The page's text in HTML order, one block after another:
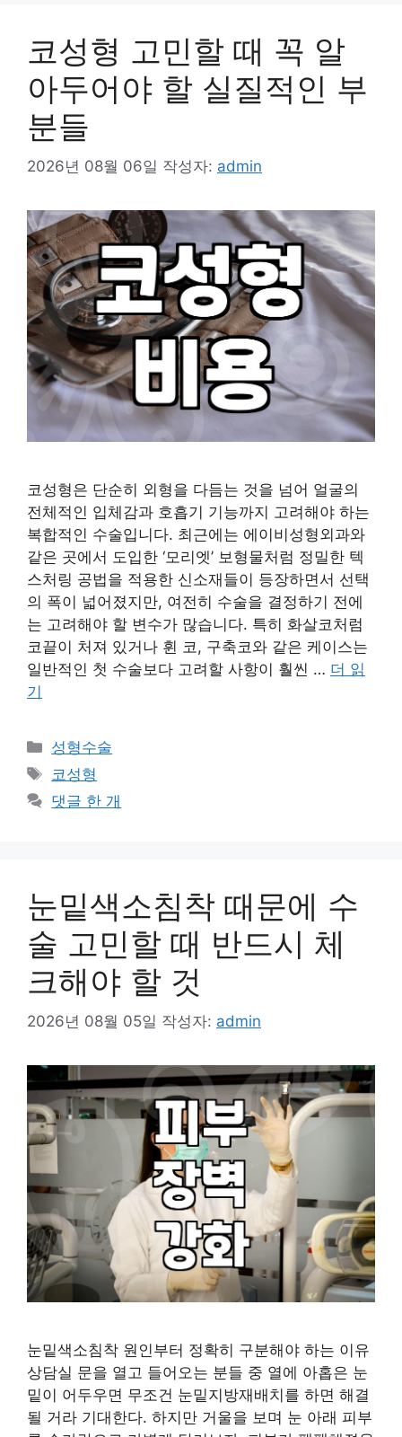
코성형 고민할 때 꼭 알
아두어야 할 실질적인 부
분들
2026년 08월 06일 작성자: admin
코성형은 단순히 외형을 다듬는 것을 넘어 얼굴의
전체적인 입체감과 호흡기 기능까지 고려해야 하는
복합적인 수술입니다. 최근에는 에이비성형외과와
같은 곳에서 도입한 ‘모리엣’ 보형물처럼 정밀한 텍
스처링 공법을 적용한 신소재들이 등장하면서 선택
의 폭이 넓어졌지만, 여전히 수술을 결정하기 전에
는 고려해야 할 변수가 많습니다. 특히 화살코처럼
코끝이 처져 있거나 휜 코, 구축코와 같은 케이스는
일반적인 첫 수술보다 고려할 사항이 훨씬 … 더 읽
기
카
테
리
성형수술
태
그
코성형
댓글 한 개
눈밑색소침착 때문에 수
술 고민할 때 반드시 체
크해야 할 것
2026년 08월 05일 작성자: admin
눈밑색소침착 원인부터 정확히 구분해야 하는 이유
상담실 문을 열고 들어오는 분들 중 열에 아홉은 눈
밑이 어두우면 무조건 눈밑지방재배치를 하면 해결
될 거라 기대한다. 하지만 거울을 보며 눈 아래 피부